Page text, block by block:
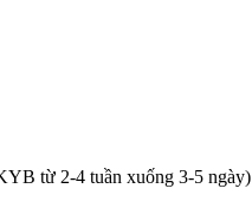
từ 2-4 tuần xuống 3-5 ngày)